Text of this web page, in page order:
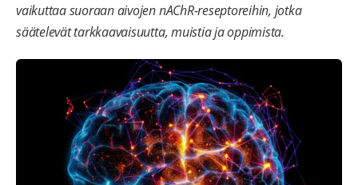
vaikuttaa suoraan aivojen nAChR-reseptoreihin, jotka
säätelevät tarkkaavaisuutta, muistia ja oppimista.